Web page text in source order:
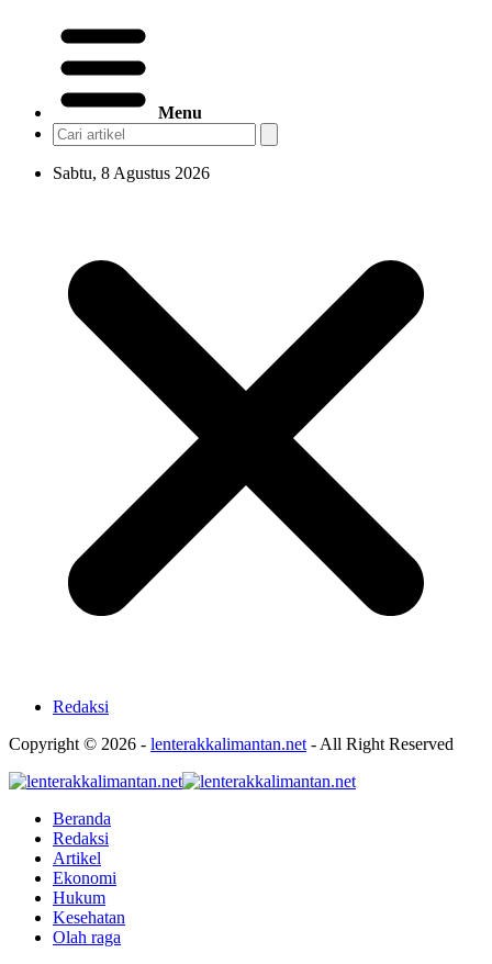
Menu
Sabtu, 8 Agustus 2026
Redaksi
Copyright © 2026 - lenterakkalimantan.net - All Right Reserved
Beranda
Redaksi
Artikel
Ekonomi
Hukum
Kesehatan
Olah raga